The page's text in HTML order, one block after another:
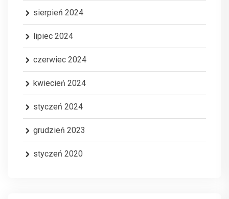
sierpień 2024
lipiec 2024
czerwiec 2024
kwiecień 2024
styczeń 2024
grudzień 2023
styczeń 2020